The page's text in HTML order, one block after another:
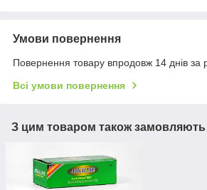
Умови повернення
Повернення товару впродовж 14 днів за
Всі умови повернення
З цим товаром також замовляють